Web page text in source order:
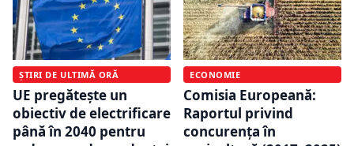
ȘTIRI DE ULTIMĂ ORĂ
UE pregătește un
obiectiv de electrificare
până în 2040 pentru
ECONOMIE
Comisia Europeană:
Raportul privind
concurența în